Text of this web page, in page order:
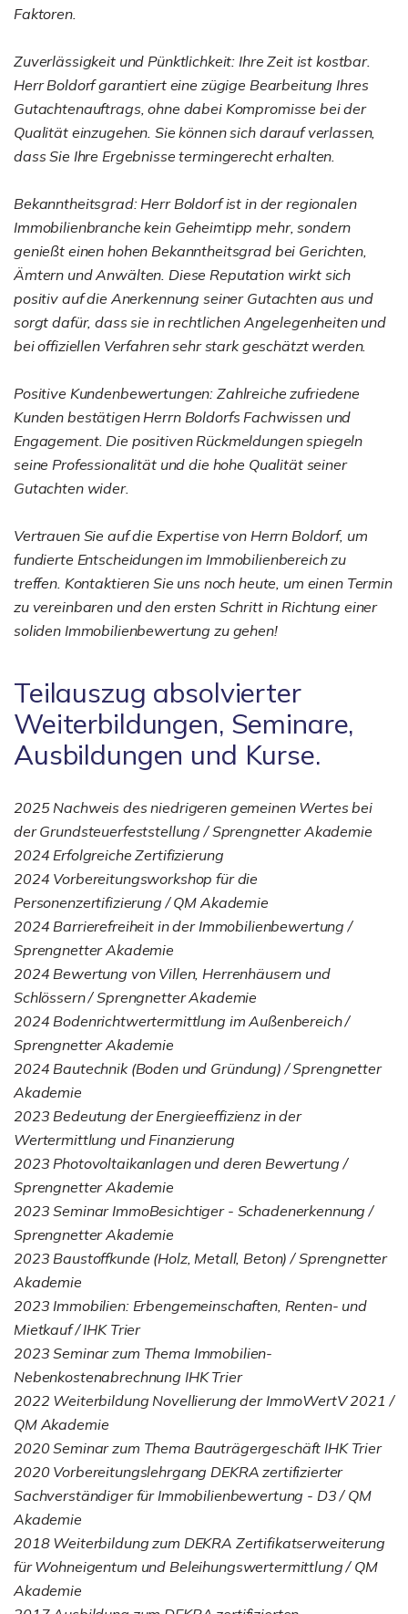
Faktoren.
Zuverlässigkeit und Pünktlichkeit: Ihre Zeit ist kostbar.
Herr Boldorf garantiert eine zügige Bearbeitung Ihres
Gutachtenauftrags, ohne dabei Kompromisse bei der
Qualität einzugehen. Sie können sich darauf verlassen,
dass Sie Ihre Ergebnisse termingerecht erhalten.
Bekanntheitsgrad: Herr Boldorf ist in der regionalen
Immobilienbranche kein Geheimtipp mehr, sondern
genießt einen hohen Bekanntheitsgrad bei Gerichten,
Ämtern und Anwälten. Diese Reputation wirkt sich
positiv auf die Anerkennung seiner Gutachten aus und
sorgt dafür, dass sie in rechtlichen Angelegenheiten und
bei offiziellen Verfahren sehr stark geschätzt werden.
Positive Kundenbewertungen: Zahlreiche zufriedene
Kunden bestätigen Herrn Boldorfs Fachwissen und
Engagement. Die positiven Rückmeldungen spiegeln
seine Professionalität und die hohe Qualität seiner
Gutachten wider.
Vertrauen Sie auf die Expertise von Herrn Boldorf, um
fundierte Entscheidungen im Immobilienbereich zu
treffen. Kontaktieren Sie uns noch heute, um einen Termin
zu vereinbaren und den ersten Schritt in Richtung einer
soliden Immobilienbewertung zu gehen!
Teilauszug absolvierter
Weiterbildungen, Seminare,
Ausbildungen und Kurse.
2025 Nachweis des niedrigeren gemeinen Wertes bei
der Grundsteuerfeststellung / Sprengnetter Akademie
2024 Erfolgreiche Zertifizierung
2024 Vorbereitungsworkshop für die
Personenzertifizierung / QM Akademie
2024 Barrierefreiheit in der Immobilienbewertung /
Sprengnetter Akademie
2024 Bewertung von Villen, Herrenhäusern und
Schlössern / Sprengnetter Akademie
2024 Bodenrichtwertermittlung im Außenbereich /
Sprengnetter Akademie
2024 Bautechnik (Boden und Gründung) / Sprengnetter
Akademie
2023 Bedeutung der Energieeffizienz in der
Wertermittlung und Finanzierung
2023 Photovoltaikanlagen und deren Bewertung /
Sprengnetter Akademie
2023 Seminar ImmoBesichtiger - Schadenerkennung /
Sprengnetter Akademie
2023 Baustoffkunde (Holz, Metall, Beton) / Sprengnetter
Akademie
2023 Immobilien: Erbengemeinschaften, Renten- und
Mietkauf / IHK Trier
2023 Seminar zum Thema Immobilien-
Nebenkostenabrechnung IHK Trier
2022 Weiterbildung Novellierung der ImmoWertV 2021 /
QM Akademie
2020 Seminar zum Thema Bauträgergeschäft IHK Trier
2020 Vorbereitungslehrgang DEKRA zertifizierter
Sachverständiger für Immobilienbewertung - D3 / QM
Akademie
2018 Weiterbildung zum DEKRA Zertifikatserweiterung
für Wohneigentum und Beleihungswertermittlung / QM
Akademie